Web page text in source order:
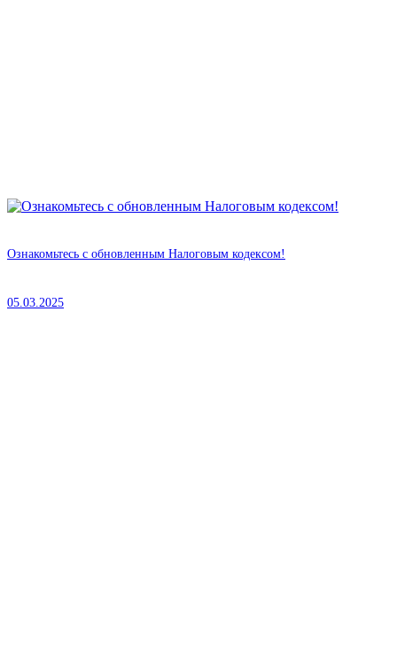
Ознакомьтесь с обновленным Налоговым кодексом!
05.03.2025